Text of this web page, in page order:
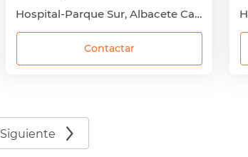
Hospital-Parque Sur, Albacete Capital, Albacete
Contactar
Siguiente